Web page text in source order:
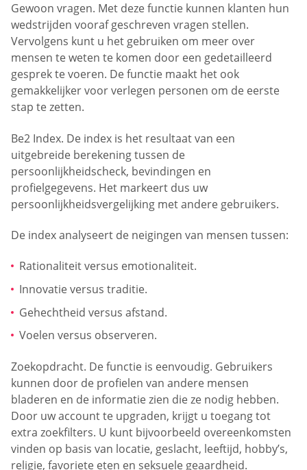
Gewoon vragen. Met deze functie kunnen klanten hun
wedstrijden vooraf geschreven vragen stellen.
Vervolgens kunt u het gebruiken om meer over
mensen te weten te komen door een gedetailleerd
gesprek te voeren. De functie maakt het ook
gemakkelijker voor verlegen personen om de eerste
stap te zetten.
Be2 Index. De index is het resultaat van een
uitgebreide berekening tussen de
persoonlijkheidscheck, bevindingen en
profielgegevens. Het markeert dus uw
persoonlijkheidsvergelijking met andere gebruikers.
De index analyseert de neigingen van mensen tussen:
Rationaliteit versus emotionaliteit.
Innovatie versus traditie.
Gehechtheid versus afstand.
Voelen versus observeren.
Zoekopdracht. De functie is eenvoudig. Gebruikers
kunnen door de profielen van andere mensen
bladeren en de informatie zien die ze nodig hebben.
Door uw account te upgraden, krijgt u toegang tot
extra zoekfilters. U kunt bijvoorbeeld overeenkomsten
vinden op basis van locatie, geslacht, leeftijd, hobby’s,
religie, favoriete eten en seksuele geaardheid.